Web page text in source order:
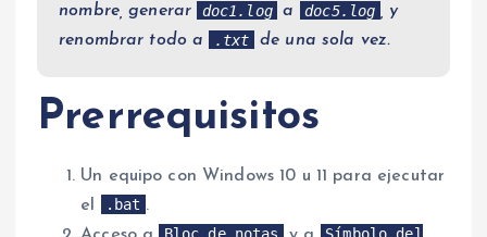
nombre, generar
doc1.log a doc5.log
, y
renombrar todo a
.txt de una sola vez.
Prerrequisitos
Un equipo con Windows 10 u 11 para ejecutar
el
.bat .
Bloc de notas
Símbolo del